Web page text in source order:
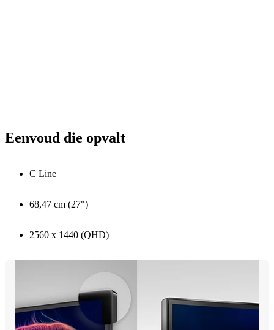
Eenvoud die opvalt
C Line
68,47 cm (27")
2560 x 1440 (QHD)